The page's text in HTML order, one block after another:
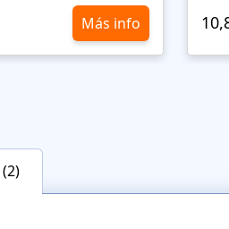
Más info